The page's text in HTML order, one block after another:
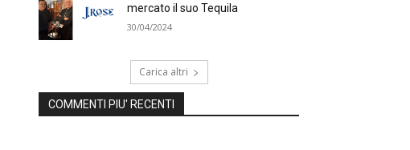
mercato il suo Tequila
30/04/2024
Carica altri
COMMENTI PIU' RECENTI